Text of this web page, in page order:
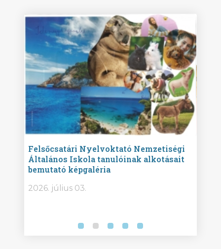
Felsőcsatári Nyelvoktató Nemzetiségi
Általános Iskola tanulóinak alkotásait
bemutató képgaléria
2026. július 03.